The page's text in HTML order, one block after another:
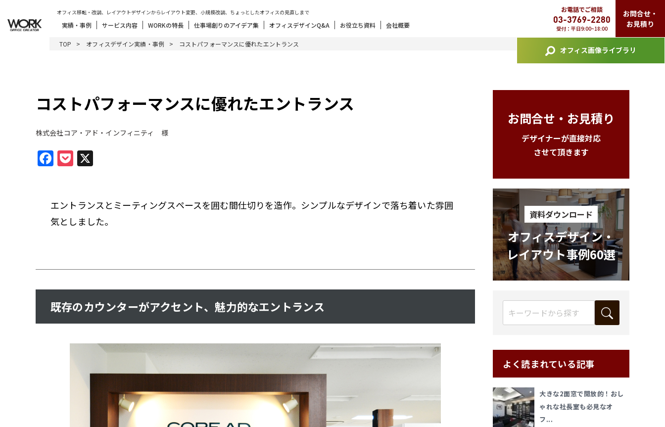
オフィス移転・改装、レイアウトデザインからレイアウト変更、小規模改装、ちょっとしたオフィスの見直しまで
実績・事例 サービス内容 WORKの特長 仕事場創りのアイデア集 オフィスデザインQ&A お役立ち資料 会社概要
お電話でご相談
03-3769-2280
受付：平日9:00~18:00
お問合せ・
お見積り
オフィス画像ライブラリ
TOP オフィスデザイン実績・事例 コストパフォーマンスに優れたエントランス
コストパフォーマンスに優れたエントランス
株式会社コア・アド・インフィニティ 様
Facebook
Pocket
エントランスとミーティングスペースを囲む間仕切りを造作。シンプルなデザインで落ち着いた雰囲
気としました。
既存のカウンターがアクセント、魅力的なエントランス
お問合せ・お見積り
デザイナーが直接対応
させて頂きます
資料ダウンロード
オフィスデザイン・
レイアウト事例60選
よく読まれている記事
大きな2面窓で開放的！おし
ゃれな社長室も必見なオ
フ...